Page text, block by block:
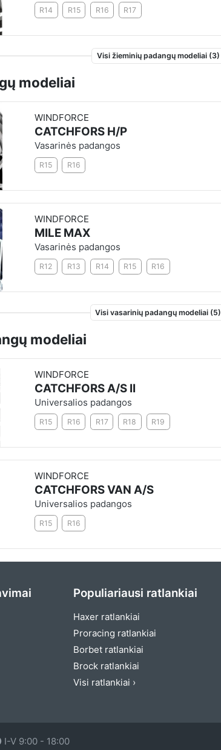
R14 R15 R16 R17
Visi žieminių padangų modeliai (3)
modeliai
WINDFORCE
CATCHFORS H/P
Vasarinės padangos
R15 R16
WINDFORCE
MILE MAX
Vasarinės padangos
R12 R13 R14 R15 R16
Visi vasarinių padangų modeliai (5)
modeliai
WINDFORCE
CATCHFORS A/S II
Universalios padangos
R15 R16 R17 R18 R19
WINDFORCE
CATCHFORS VAN A/S
Universalios padangos
R15 R16
Populiariausi ratlankiai
Haxer ratlankiai
Proracing ratlankiai
Borbet ratlankiai
Brock ratlankiai
Visi ratlankiai ›
I-V 9:00 - 18:00